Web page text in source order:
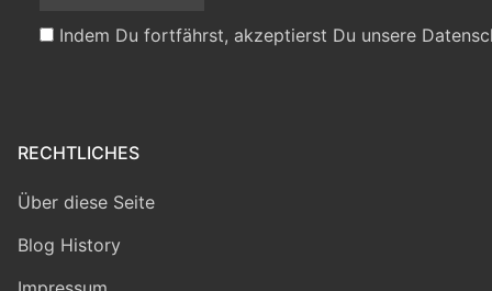
Indem Du fortfährst, akzeptierst Du unsere
RECHTLICHES
Über diese Seite
Blog History